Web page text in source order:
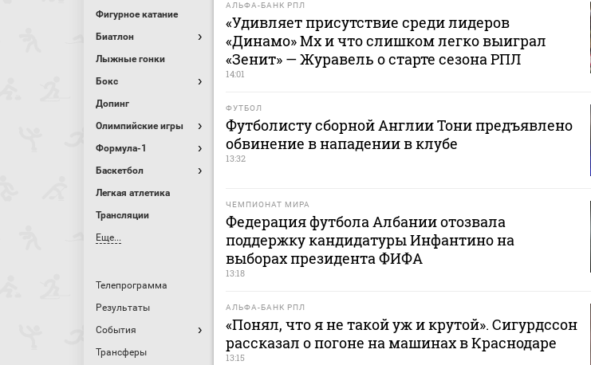
Фигурное катание
Биатлон
Лыжные гонки
Бокс
Допинг
Олимпийские игры
Формула-1
Баскетбол
Легкая атлетика
Трансляции
Еще...
Телепрограмма
Результаты
События
Трансферы
АЛЬФА-БАНК РПЛ
«Удивляет присутствие среди лидеров
«Динамо» Мх и что слишком легко выиграл
«Зенит» — Журавель о старте сезона РПЛ
14:01
ФУТБОЛ
Футболисту сборной Англии Тони предъявлено
обвинение в нападении в клубе
13:32
ЧЕМПИОНАТ МИРА
Федерация футбола Албании отозвала
поддержку кандидатуры Инфантино на
выборах президента ФИФА
13:18
АЛЬФА-БАНК РПЛ
«Понял, что я не такой уж и крутой». Сигурдссон
рассказал о погоне на машинах в Краснодаре
13:15